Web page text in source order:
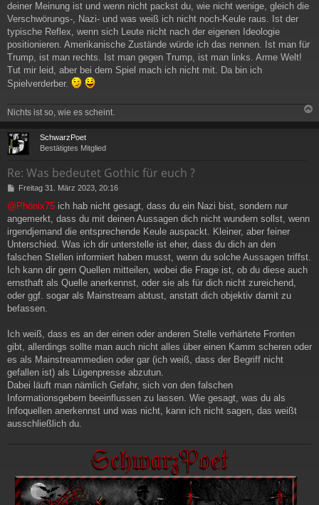
deiner Meinung ist und wenn nicht packst du, wie nicht wenige, gleich die
Verschwörungs-, Nazi- und was weiß ich nicht noch-Keule raus. Ist der
typische Reflex, wenn sich Leute nicht nach der eigenen Ideologie
positionieren. Amerikanische Zustände würde ich das nennen. Ist man für
Trump, ist man rechts. Ist man gegen Trump, ist man links. Arme Welt!
Tut mir leid, aber bei dem Spiel mach ich nicht mit. Da bin ich
Spielverderber.
Nichts ist so, wie es scheint.
a
SchwarzPoet
Bestätigtes Mitglied
Re: Was bedeutet Gothic für euch ?
B
i
t
r
a
Freitag 31. März 2023, 20:16
@Phönix75 ich hab nicht gesagt, dass du ein Nazi bist, sondern nur
angemerkt, dass du mit deinen Aussagen dich nicht wundern sollst, wenn
irgendjemand die entsprechende Keule auspackt. Kleiner, aber feiner
Unterschied. Was ich dir unterstelle ist eher, dass du dich an den
falschen Stellen informiert haben musst, wenn du solche Aussagen triffst.
Ich kann dir gern Quellen mitteilen, wobei die Frage ist, ob du diese auch
ernsthaft als Quelle anerkennst, oder sie als für dich nicht zureichend,
oder ggf. sogar als Mainstream abtust, anstatt dich objektiv damit zu
befassen.
Ich weiß, dass es an der einen oder anderen Stelle verhärtete Fronten
gibt, allerdings sollte man auch nicht alles über einen Kamm scheren oder
es als Mainstreammedien oder gar (ich weiß, dass der Begriff nicht
gefallen ist) als Lügenpresse abzutun.
Dabei läuft man nämlich Gefahr, sich von den falschen
Informationsgebern beeinflussen zu lassen. Wie gesagt, was du als
Infoquellen anerkennst und was nicht, kann ich nicht sagen, das weißt
ausschließlich du.